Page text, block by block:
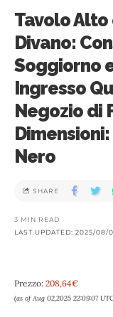
Tavolo
Divano:
Soggiorno
Ingresso
Negozio di
Nero
LAST UPDATED: 2025/08/
3 MIN READ
SHARE
Prezzo: 208,64€
(as of Aug 02,2025 22:09:07